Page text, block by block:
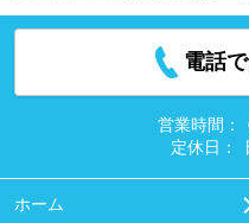
電話
営業時間：
定休日：
ホーム